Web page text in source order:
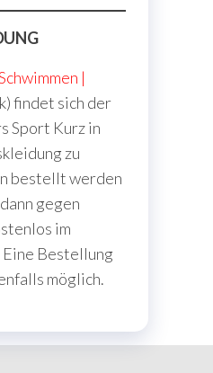
|
findet sich der
Sport Kurz in
zu
bestellt werden
gegen
im
Bestellung
möglich.